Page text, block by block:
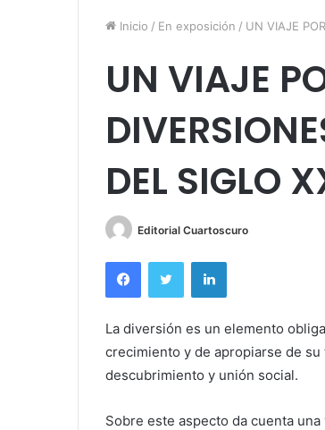
Inicio / En exposición / UN VIAJE
UN VIAJE
DEL SIGLO
Editorial Cuartoscuro
FacebookTwitter LinkedIn
La diversión es un elemento
crecimiento y de apropiarse de
descubrimiento y unión social.
Sobre este aspecto da cuenta